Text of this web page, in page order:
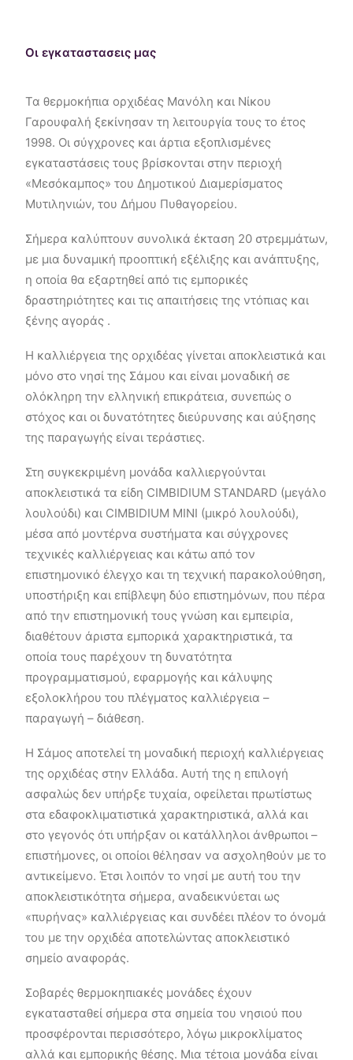
WEGLOT SWITCHER
Οι εγκαταστασεις μας
Τα θερμοκήπια ορχιδέας Μανόλη και Νίκου
Γαρουφαλή ξεκίνησαν τη λειτουργία τους το έτος
1998. Οι σύγχρονες και άρτια εξοπλισμένες
εγκαταστάσεις τους βρίσκονται στην περιοχή
«Μεσόκαμπος» του Δημοτικού Διαμερίσματος
Μυτιληνιών, του Δήμου Πυθαγορείου.
Σήμερα καλύπτουν συνολικά έκταση 20 στρεμμάτων,
με μια δυναμική προοπτική εξέλιξης και ανάπτυξης,
η οποία θα εξαρτηθεί από τις εμπορικές
δραστηριότητες και τις απαιτήσεις της ντόπιας και
ξένης αγοράς .
Η καλλιέργεια της ορχιδέας γίνεται αποκλειστικά και
μόνο στο νησί της Σάμου και είναι μοναδική σε
ολόκληρη την ελληνική επικράτεια, συνεπώς ο
στόχος και οι δυνατότητες διεύρυνσης και αύξησης
της παραγωγής είναι τεράστιες.
Στη συγκεκριμένη μονάδα καλλιεργούνται
αποκλειστικά τα είδη CIMBIDIUM STANDARD (μεγάλο
λουλούδι) και CIMBIDIUM MINI (μικρό λουλούδι),
μέσα από μοντέρνα συστήματα και σύγχρονες
τεχνικές καλλιέργειας και κάτω από τον
επιστημονικό έλεγχο και τη τεχνική παρακολούθηση,
υποστήριξη και επίβλεψη δύο επιστημόνων, που πέρα
από την επιστημονική τους γνώση και εμπειρία,
διαθέτουν άριστα εμπορικά χαρακτηριστικά, τα
οποία τους παρέχουν τη δυνατότητα
προγραμματισμού, εφαρμογής και κάλυψης
εξολοκλήρου του πλέγματος καλλιέργεια –
παραγωγή – διάθεση.
Η Σάμος αποτελεί τη μοναδική περιοχή καλλιέργειας
της ορχιδέας στην Ελλάδα. Αυτή της η επιλογή
ασφαλώς δεν υπήρξε τυχαία, οφείλεται πρωτίστως
στα εδαφοκλιματιστικά χαρακτηριστικά, αλλά και
στο γεγονός ότι υπήρξαν οι κατάλληλοι άνθρωποι –
επιστήμονες, οι οποίοι θέλησαν να ασχοληθούν με το
αντικείμενο. Έτσι λοιπόν το νησί με αυτή του την
αποκλειστικότητα σήμερα, αναδεικνύεται ως
«πυρήνας» καλλιέργειας και συνδέει πλέον το όνομά
του με την ορχιδέα αποτελώντας αποκλειστικό
σημείο αναφοράς.
Σοβαρές θερμοκηπιακές μονάδες έχουν
εγκατασταθεί σήμερα στα σημεία του νησιού που
προσφέρονται περισσότερο, λόγω μικροκλίματος
αλλά και εμπορικής θέσης. Μια τέτοια μονάδα είναι